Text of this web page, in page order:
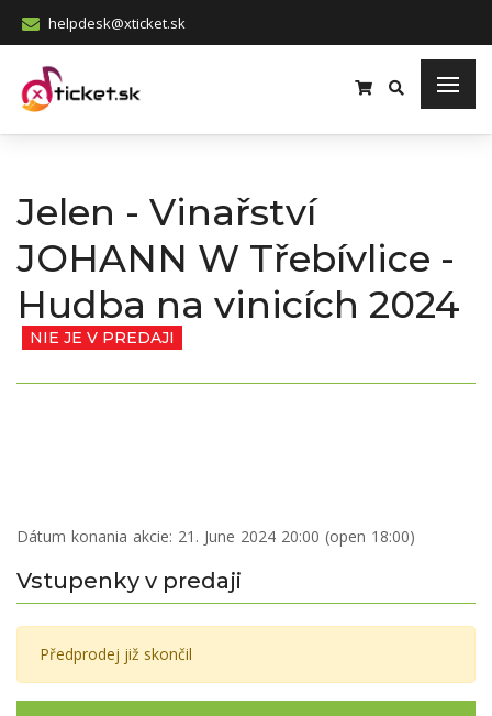
helpdesk@xticket.sk
Jelen - Vinařství
JOHANN W Třebívlice -
Hudba na vinicích 2024
NIE JE V PREDAJI
Dátum konania akcie: 21. June 2024 20:00 (open 18:00)
Vstupenky v predaji
Předprodej již skončil